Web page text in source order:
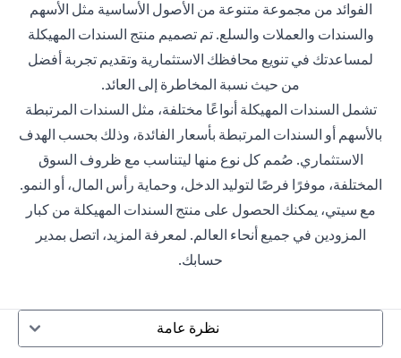
الفوائد من مجموعة متنوعة من الأصول الأساسية مثل الأسهم
والسندات والعملات والسلع. تم تصميم منتج السندات المهيكلة
لمساعدتك في تنويع محافظك الاستثمارية وتقديم تجربة أفضل
من حيث نسبة المخاطرة إلى العائد.
تشمل السندات المهيكلة أنواعًا مختلفة، مثل السندات المرتبطة
بالأسهم أو السندات المرتبطة بأسعار الفائدة، وذلك بحسب الهدف
الاستثماري. صُمم كل نوع منها ليتناسب مع ظروف السوق
المختلفة، موفرًا فرصًا لتوليد الدخل، وحماية رأس المال، أو النمو.
مع سيتي، يمكنك الحصول على منتج السندات المهيكلة من كبار
المزودين في جميع أنحاء العالم. لمعرفة المزيد، اتصل بمدير
حسابك.
نظرة عامة